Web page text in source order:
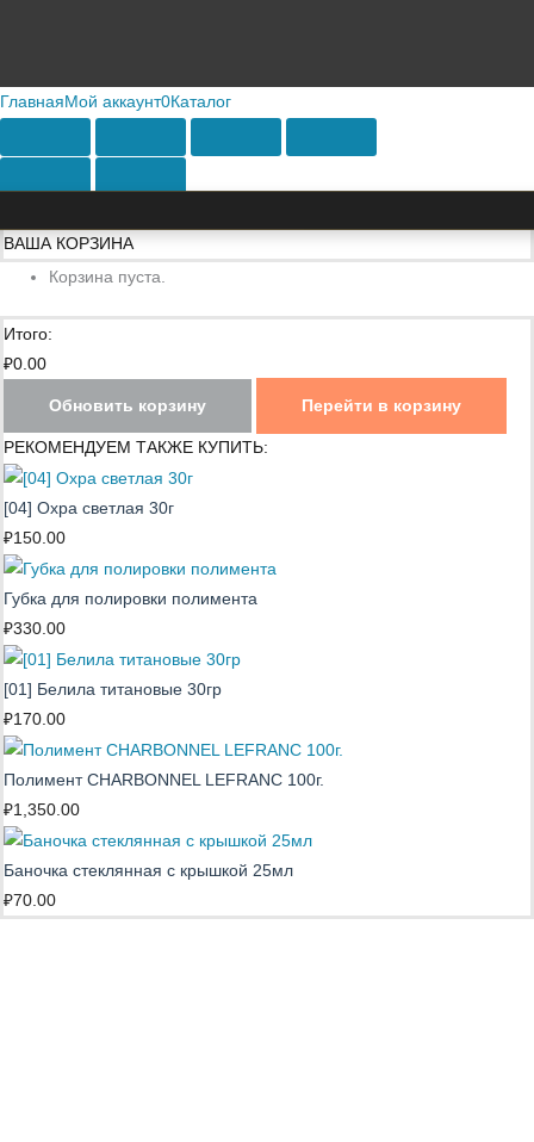
ГлавнаяМой аккаунт0Каталог
ВАША КОРЗИНА
Корзина пуста.
Итого:
₽0.00
Обновить корзину Перейти в корзину
РЕКОМЕНДУЕМ ТАКЖЕ КУПИТЬ:
[04] Охра светлая 30г
₽150.00
Губка для полировки полимента
₽330.00
[01] Белила титановые 30гр
₽170.00
Полимент CHARBONNEL LEFRANC 100г.
₽1,350.00
Баночка стеклянная с крышкой 25мл
₽70.00